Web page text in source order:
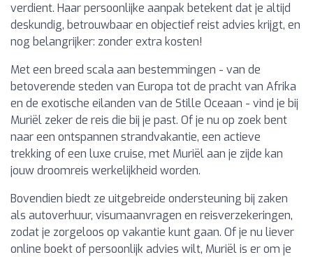
verdient. Haar persoonlijke aanpak betekent dat je altijd
deskundig, betrouwbaar en objectief reist advies krijgt, en
nog belangrijker: zonder extra kosten!
Met een breed scala aan bestemmingen - van de
betoverende steden van Europa tot de pracht van Afrika
en de exotische eilanden van de Stille Oceaan - vind je bij
Muriël zeker de reis die bij je past. Of je nu op zoek bent
naar een ontspannen strandvakantie, een actieve
trekking of een luxe cruise, met Muriël aan je zijde kan
jouw droomreis werkelijkheid worden.
Bovendien biedt ze uitgebreide ondersteuning bij zaken
als autoverhuur, visumaanvragen en reisverzekeringen,
zodat je zorgeloos op vakantie kunt gaan. Of je nu liever
online boekt of persoonlijk advies wilt, Muriël is er om je